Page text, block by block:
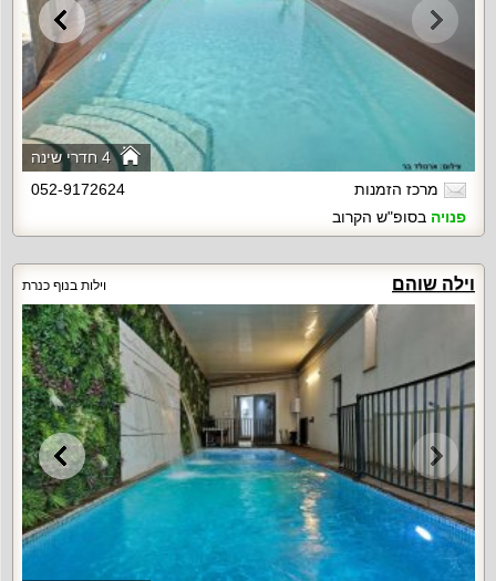
4 חדרי שינה
מרכז הזמנות
052-9172624
פנויה בסופ"ש הקרוב
וילה שוהם וילות בנוף כנרת